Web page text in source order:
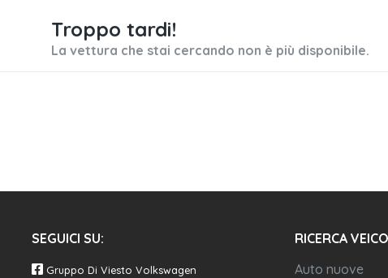
Troppo tardi!
La vettura che stai cercando non è più disponibile.
SEGUICI SU:
Gruppo Di Viesto Volkswagen
RICERCA
Auto nuove